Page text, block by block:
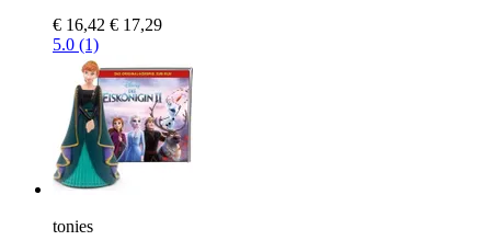
€ 16,42 € 17,29
5.0 (1)
tonies